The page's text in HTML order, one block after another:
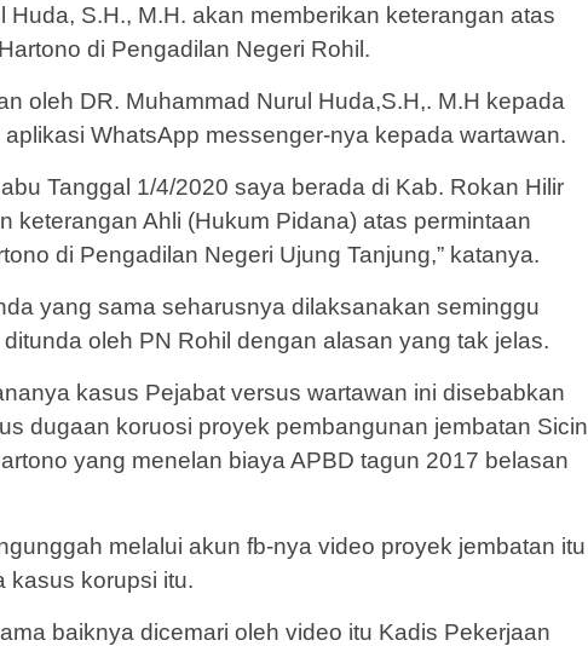
Huda, S.H., M.H. akan memberikan keterangan atas
di Pengadilan Negeri Rohil.
oleh DR. Muhammad Nurul Huda,S.H,. M.H kepada
WhatsApp messenger-nya kepada wartawan.
Tanggal 1/4/2020 saya berada di Kab. Rokan Hilir
keterangan Ahli (Hukum Pidana) atas permintaan
di Pengadilan Negeri Ujung Tanjung,” katanya.
yang sama seharusnya dilaksanakan seminggu
oleh PN Rohil dengan alasan yang tak jelas.
kasus Pejabat versus wartawan ini disebabkan
dugaan koruosi proyek pembangunan jembatan Sicin
yang menelan biaya APBD tagun 2017 belasan
melalui akun fb-nya video proyek jembatan itu
kasus korupsi itu.
baiknya dicemari oleh video itu Kadis Pekerjaan